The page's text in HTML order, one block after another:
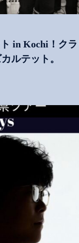
in Kochi！ク
ルテット。